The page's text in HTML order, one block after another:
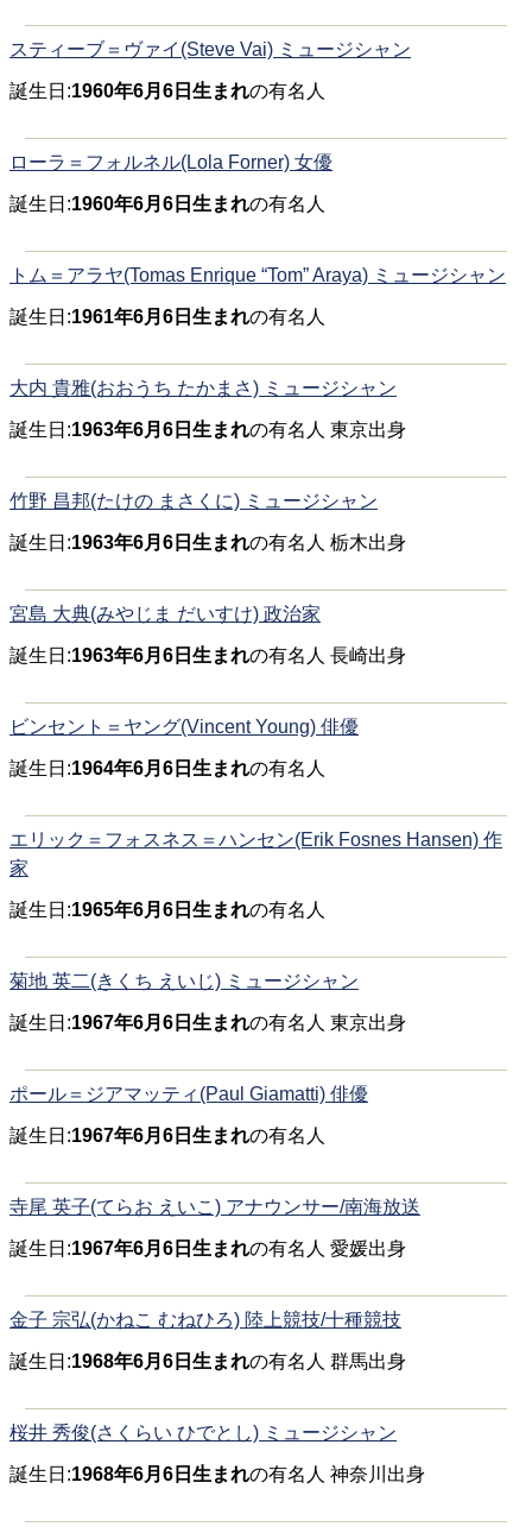
スティーブ＝ヴァイ(Steve Vai) ミュージシャン
誕生日:1960年6月6日生まれの有名人
ローラ＝フォルネル(Lola Forner) 女優
誕生日:1960年6月6日生まれの有名人
トム＝アラヤ(Tomas Enrique “Tom” Araya) ミュージシャン
誕生日:1961年6月6日生まれの有名人
大内 貴雅(おおうち たかまさ) ミュージシャン
誕生日:1963年6月6日生まれの有名人 東京出身
竹野 昌邦(たけの まさくに) ミュージシャン
誕生日:1963年6月6日生まれの有名人 栃木出身
宮島 大典(みやじま だいすけ) 政治家
誕生日:1963年6月6日生まれの有名人 長崎出身
ビンセント＝ヤング(Vincent Young) 俳優
誕生日:1964年6月6日生まれの有名人
エリック＝フォスネス＝ハンセン(Erik Fosnes Hansen) 作
家
誕生日:1965年6月6日生まれの有名人
菊地 英二(きくち えいじ) ミュージシャン
誕生日:1967年6月6日生まれの有名人 東京出身
ポール＝ジアマッティ(Paul Giamatti) 俳優
誕生日:1967年6月6日生まれの有名人
寺尾 英子(てらお えいこ) アナウンサー/南海放送
誕生日:1967年6月6日生まれの有名人 愛媛出身
金子 宗弘(かねこ むねひろ) 陸上競技/十種競技
誕生日:1968年6月6日生まれの有名人 群馬出身
桜井 秀俊(さくらい ひでとし) ミュージシャン
誕生日:1968年6月6日生まれの有名人 神奈川出身